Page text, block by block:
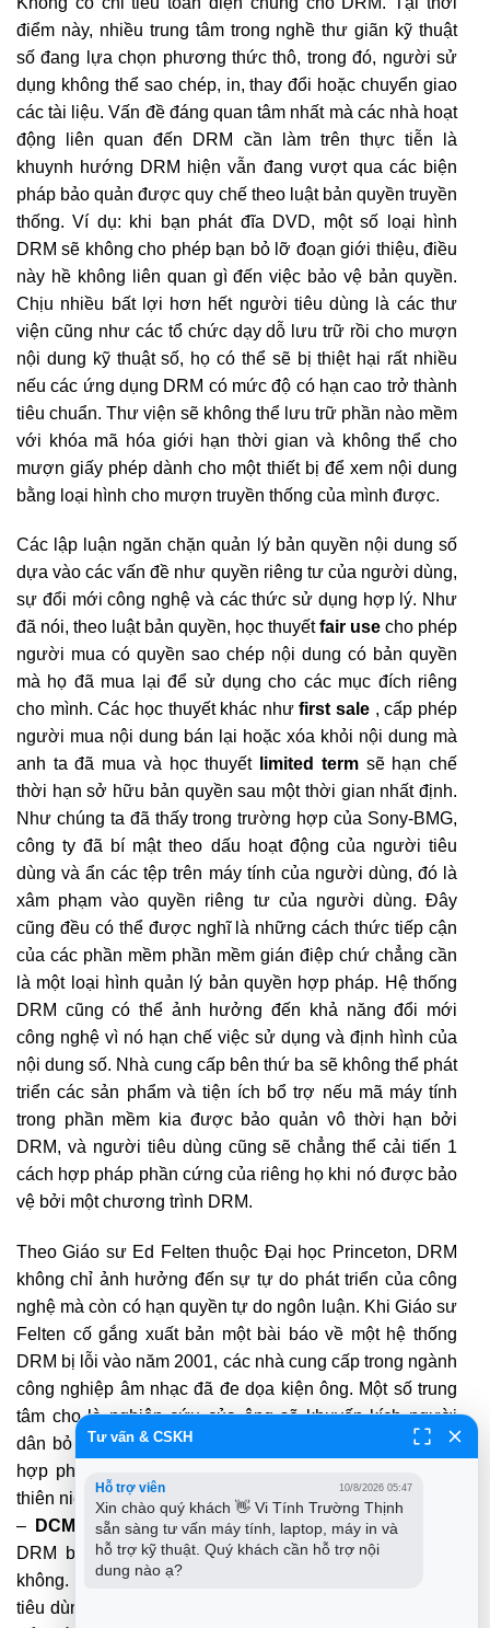
điểm này, nhiều trung tâm trong nghề thư giãn kỹ thuật
số đang lựa chọn phương thức thô, trong đó, người sử
dụng không thể sao chép, in, thay đổi hoặc chuyển giao
các tài liệu. Vấn đề đáng quan tâm nhất mà các nhà hoạt
động liên quan đến DRM cần làm trên thực tiễn là
khuynh hướng DRM hiện vẫn đang vượt qua các biện
pháp bảo quản được quy chế theo luật bản quyền truyền
thống. Ví dụ: khi bạn phát đĩa DVD, một số loại hình
DRM sẽ không cho phép bạn bỏ lỡ đoạn giới thiệu, điều
này hề không liên quan gì đến việc bảo vệ bản quyền.
Chịu nhiều bất lợi hơn hết người tiêu dùng là các thư
viện cũng như các tổ chức dạy dỗ lưu trữ rồi cho mượn
nội dung kỹ thuật số, họ có thể sẽ bị thiệt hại rất nhiều
nếu các ứng dụng DRM có mức độ có hạn cao trở thành
tiêu chuẩn. Thư viện sẽ không thể lưu trữ phần nào mềm
với khóa mã hóa giới hạn thời gian và không thể cho
mượn giấy phép dành cho một thiết bị để xem nội dung
bằng loại hình cho mượn truyền thống của mình được.
Các lập luận ngăn chặn quản lý bản quyền nội dung số
dựa vào các vấn đề như quyền riêng tư của người dùng,
sự đổi mới công nghệ và các thức sử dụng hợp lý. Như
đã nói, theo luật bản quyền, học thuyếtfair use cho phép
người mua có quyền sao chép nội dung có bản quyền
mà họ đã mua lại để sử dụng cho các mục đích riêng
cho mình. Các học thuyết khác nhưfirst sale , cấp phép
người mua nội dung bán lại hoặc xóa khỏi nội dung mà
anh ta đã mua và học thuyết
limited term sẽ hạn chế
thời hạn sở hữu bản quyền sau một thời gian nhất định.
Như chúng ta đã thấy trong trường hợp của Sony-BMG,
công ty đã bí mật theo dấu hoạt động của người tiêu
dùng và ẩn các tệp trên máy tính của người dùng, đó là
xâm phạm vào quyền riêng tư của người dùng. Đây
cũng đều có thể được nghĩ là những cách thức tiếp cận
của các phần mềm phần mềm gián điệp chứ chẳng cần
là một loại hình quản lý bản quyền hợp pháp. Hệ thống
DRM cũng có thể ảnh hưởng đến khả năng đổi mới
công nghệ vì nó hạn chế việc sử dụng và định hình của
nội dung số. Nhà cung cấp bên thứ ba sẽ không thể phát
triển các sản phẩm và tiện ích bổ trợ nếu mã máy tính
trong phần mềm kia được bảo quản vô thời hạn bởi
DRM, và người tiêu dùng cũng sẽ chẳng thể cải tiến 1
cách hợp pháp phần cứng của riêng họ khi nó được bảo
vệ bởi một chương trình DRM.
Theo Giáo sư Ed Felten thuộc Đại học Princeton, DRM
không chỉ ảnh hưởng đến sự tự do phát triển của công
nghệ mà còn có hạn quyền tự do ngôn luận. Khi Giáo sư
Felten cố gắng xuất bản một bài báo về một hệ thống
DRM bị lỗi vào năm 2001, các nhà cung cấp trong ngành
công nghiệp âm nhạc đã đe dọa kiện ông. Một số trung
tâm cho là nghiên cứu của ông sẽ khuyến kích người
dân bỏ qua các chương trình DRM, và điều đây là bất
hợp pháp tại Hoa Kỳ. Đạo luật bản quyền kỹ thuật số
thiên niên kỷ năm 1998 (Digital Millennium Copyright Act
–
DCMA) đảm bảo việc bảo quản một chương trình
DRM bất cứ nó có tôn trọng học thuyết fair use
không. Các nhóm đấu tranh cho quyền lợi của người
tiêu dùng ở không ít nước đang vận động Quốc hội sửa
Tư vấn & CSKH
Hỗ trợ viên 10/8/2026 05:47
Xin chào quý khách 👋 Vi Tính Trường Thịnh
sẵn sàng tư vấn máy tính, laptop, máy in và
hỗ trợ kỹ thuật. Quý khách cần hỗ trợ nội
dung nào ạ?